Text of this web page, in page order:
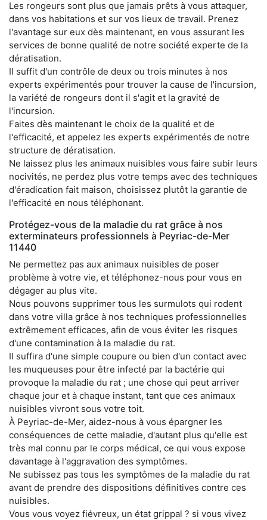
Les rongeurs sont plus que jamais prêts à vous attaquer,
dans vos habitations et sur vos lieux de travail. Prenez
l'avantage sur eux dès maintenant, en vous assurant les
services de bonne qualité de notre société experte de la
dératisation.
Il suffit d'un contrôle de deux ou trois minutes à nos
experts expérimentés pour trouver la cause de l'incursion,
la variété de rongeurs dont il s'agit et la gravité de
l'incursion.
Faites dès maintenant le choix de la qualité et de
l'efficacité, et appelez les experts expérimentés de notre
structure de dératisation.
Ne laissez plus les animaux nuisibles vous faire subir leurs
nocivités, ne perdez plus votre temps avec des techniques
d'éradication fait maison, choisissez plutôt la garantie de
l'efficacité en nous téléphonant.
Protégez-vous de la maladie du rat grâce à nos
exterminateurs professionnels à Peyriac-de-Mer
11440
Ne permettez pas aux animaux nuisibles de poser
problème à votre vie, et téléphonez-nous pour vous en
dégager au plus vite.
Nous pouvons supprimer tous les surmulots qui rodent
dans votre villa grâce à nos techniques professionnelles
extrêmement efficaces, afin de vous éviter les risques
d'une contamination à la maladie du rat.
Il suffira d'une simple coupure ou bien d'un contact avec
les muqueuses pour être infecté par la bactérie qui
provoque la maladie du rat ; une chose qui peut arriver
chaque jour et à chaque instant, tant que ces animaux
nuisibles vivront sous votre toit.
À Peyriac-de-Mer, aidez-nous à vous épargner les
conséquences de cette maladie, d'autant plus qu'elle est
très mal connu par le corps médical, ce qui vous expose
davantage à l'aggravation des symptômes.
Ne subissez pas tous les symptômes de la maladie du rat
avant de prendre des dispositions définitives contre ces
nuisibles.
Vous vous voyez fiévreux, un état grippal ? si vous vivez